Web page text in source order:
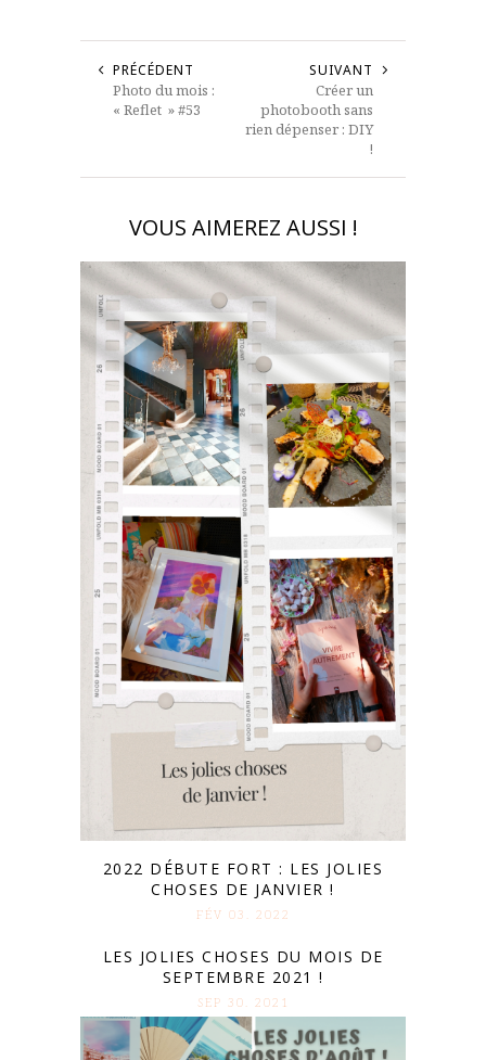
PRÉCÉDENT
Photo du mois :
« Reflet » #53
SUIVANT
Créer un
photobooth sans
rien dépenser : DIY
!
VOUS AIMEREZ AUSSI !
2022 DÉBUTE FORT : LES JOLIES
CHOSES DE JANVIER !
FÉV 03. 2022
LES JOLIES CHOSES DU MOIS DE
SEPTEMBRE 2021 !
SEP 30. 2021